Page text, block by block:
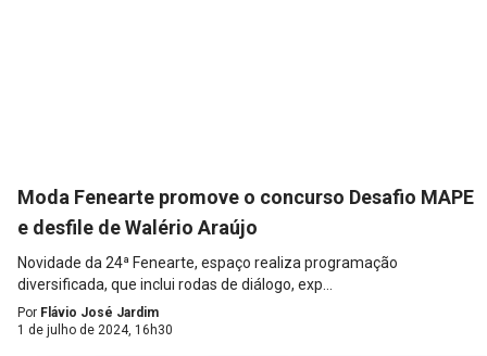
Moda Fenearte promove o concurso Desafio MAPE
e desfile de Walério Araújo
Novidade da 24ª Fenearte, espaço realiza programação
diversificada, que inclui rodas de diálogo, exp...
Por Flávio José Jardim
1 de julho de 2024, 16h30